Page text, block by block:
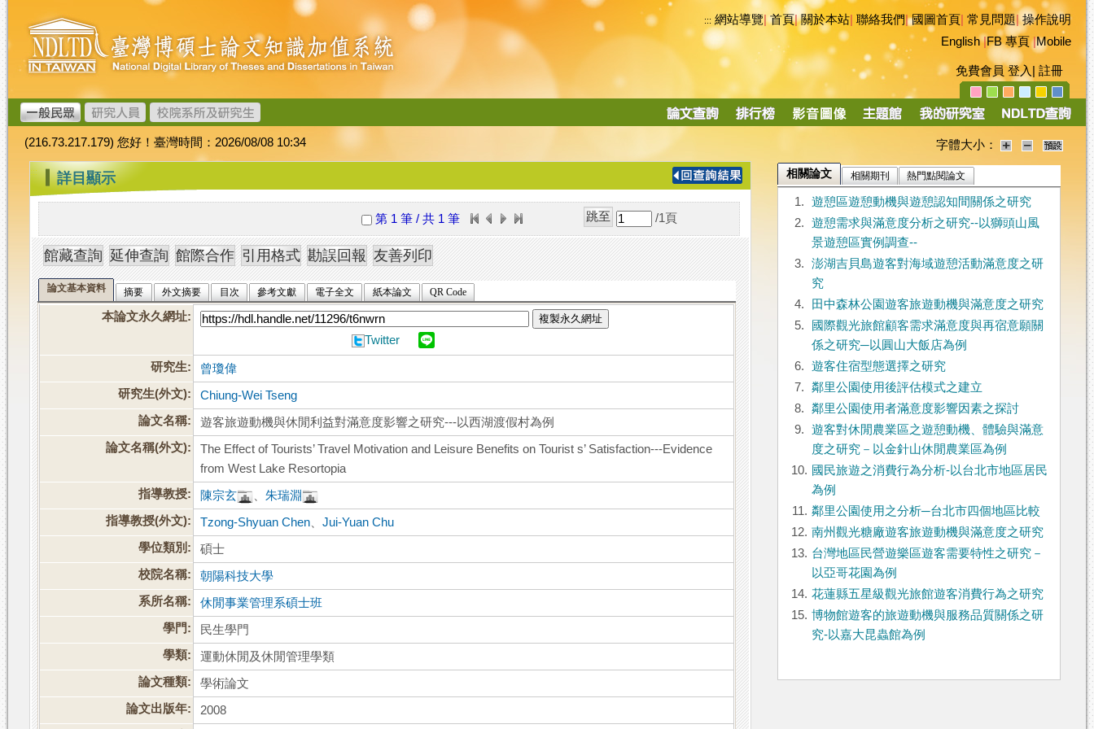
跳
到
主
要
內
容
臺
灣
博
碩
士
論
文
加
值
系
統
::: 網站導覽|首頁|關於本站 聯絡我們|國圖首頁 常見問題|操作說明
English|FB 專頁|Mobile
免費會員 登入 註冊
導
(216.73.217.179) 您好！臺灣時間：2026/08/08 10:34 字體大小：
::: 詳目顯示
第 1 筆 / 共 1 筆 /1 頁
論文基本資料 摘要 外文摘要 目次 參考文獻 電子全文 紙本論文 QR Code
本論文永久網址: 複製永久網址
Twitter
研究生:
曾瓊偉
研究生(外文):
Chiung-Wei Tseng
論文名稱:
遊客旅遊動機與休閒利益對滿意度影響之研究---以西湖渡假村為例
論文名稱(外文):
The Effect of Tourists’ Travel Motivation and Leisure Benefits on Tourist s’ Satisfaction---Evidence
from West Lake Resortopia
指導教授:
陳宗玄 、朱瑞淵
指導教授(外文):
Tzong-Shyuan Chen 、Jui-Yuan Chu
學位類別:
碩士
校院名稱:
朝陽科技大學
系所名稱:
休閒事業管理系碩士班
學門:
民生學門
學類:
運動休閒及休閒管理學類
論文種類:
學術論文
論文出版年:
2008
相關論文 相關期刊 熱門點閱論文
1.
遊憩區遊憩動機與遊憩認知間關係之研究
2.
遊憩需求與滿意度分析之研究--以獅頭山風
景遊憩區實例調查--
3.
澎湖吉貝島遊客對海域遊憩活動滿意度之研
究
4.
田中森林公園遊客旅遊動機與滿意度之研究
5.
國際觀光旅館顧客需求滿意度與再宿意願關
係之研究─以圓山大飯店為例
6.
遊客住宿型態選擇之研究
7.
鄰里公園使用後評估模式之建立
8.
鄰里公園使用者滿意度影響因素之探討
9.
遊客對休閒農業區之遊憩動機、體驗與滿意
度之研究－以金針山休閒農業區為例
10. 國民旅遊之消費行為分析-以台北市地區居民
為例
11. 鄰里公園使用之分析─台北市四個地區比較
12. 南州觀光糖廠遊客旅遊動機與滿意度之研究
13. 台灣地區民營遊樂區遊客需要特性之研究－
以亞哥花園為例
14. 花蓮縣五星級觀光旅館遊客消費行為之研究
15. 博物館遊客的旅遊動機與服務品質關係之研
究-以嘉大昆蟲館為例